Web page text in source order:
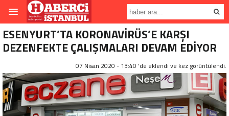
ESENYURT’TA KORONAVİRÜS’E KARŞI
DEZENFEKTE ÇALIŞMALARI DEVAM EDİYOR
07 Nisan 2020 - 13:40 'de eklendi ve kez görüntülendi.